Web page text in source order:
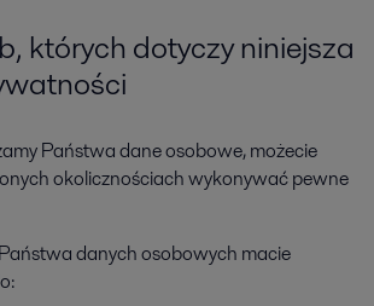
których dotyczy niniejsza
Państwa dane osobowe, możecie
okolicznościach wykonywać pewne
danych osobowych macie